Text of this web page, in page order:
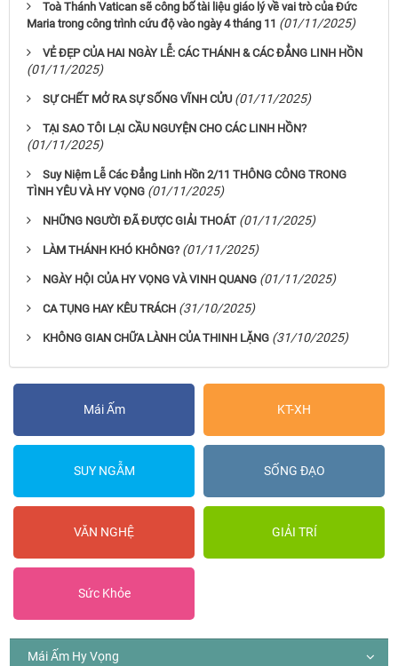
Toà Thánh Vatican sẽ công bố tài liệu giáo lý về vai trò của Đức
Maria trong công trình cứu độ vào ngày 4 tháng 11 (01/11/2025)
VẺ ĐẸP CỦA HAI NGÀY LỄ: CÁC THÁNH & CÁC ĐẲNG LINH HỒN
(01/11/2025)
SỰ CHẾT MỞ RA SỰ SỐNG VĨNH CỬU (01/11/2025)
TẠI SAO TÔI LẠI CẦU NGUYỆN CHO CÁC LINH HỒN?
(01/11/2025)
Suy Niệm Lễ Các Đẳng Linh Hồn 2/11 THÔNG CÔNG TRONG
TÌNH YÊU VÀ HY VỌNG (01/11/2025)
NHỮNG NGƯỜI ĐÃ ĐƯỢC GIẢI THOÁT (01/11/2025)
LÀM THÁNH KHÓ KHÔNG? (01/11/2025)
NGÀY HỘI CỦA HY VỌNG VÀ VINH QUANG (01/11/2025)
CA TỤNG HAY KÊU TRÁCH (31/10/2025)
KHÔNG GIAN CHỮA LÀNH CỦA THINH LẶNG (31/10/2025)
Mái Ấm KT-XH
SUY NGẪM SỐNG ĐẠO
VĂN NGHỆ GIẢI TRÍ
Sức Khỏe
Mái Ấm Hy Vọng